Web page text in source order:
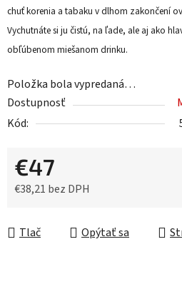
chuť korenia a tabaku v dlhom zakončení
Vychutnáte si ju čistú, na ľade, ale aj ako
obľúbenom miešanom drinku.
Položka bola vypredaná…
Dostupnosť
Kód:
€47
€38,21 bez DPH
Tlač
Opýtať sa